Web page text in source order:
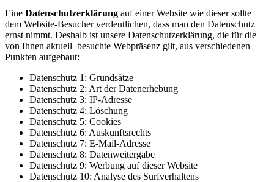
Eine Datenschutzerklärung auf einer Website wie dieser sollte
dem Website-Besucher verdeutlichen, dass man den Datenschutz
ernst nimmt. Deshalb ist unsere Datenschutzerklärung, die für die
von Ihnen aktuell besuchte Webpräsenz gilt, aus verschiedenen
Punkten aufgebaut:
Datenschutz 1: Grundsätze
Datenschutz 2: Art der Datenerhebung
Datenschutz 3: IP-Adresse
Datenschutz 4: Löschung
Datenschutz 5: Cookies
Datenschutz 6: Auskunftsrechts
Datenschutz 7: E-Mail-Adresse
Datenschutz 8: Datenweitergabe
Datenschutz 9: Werbung auf dieser Website
Datenschutz 10: Analyse des Surfverhaltens